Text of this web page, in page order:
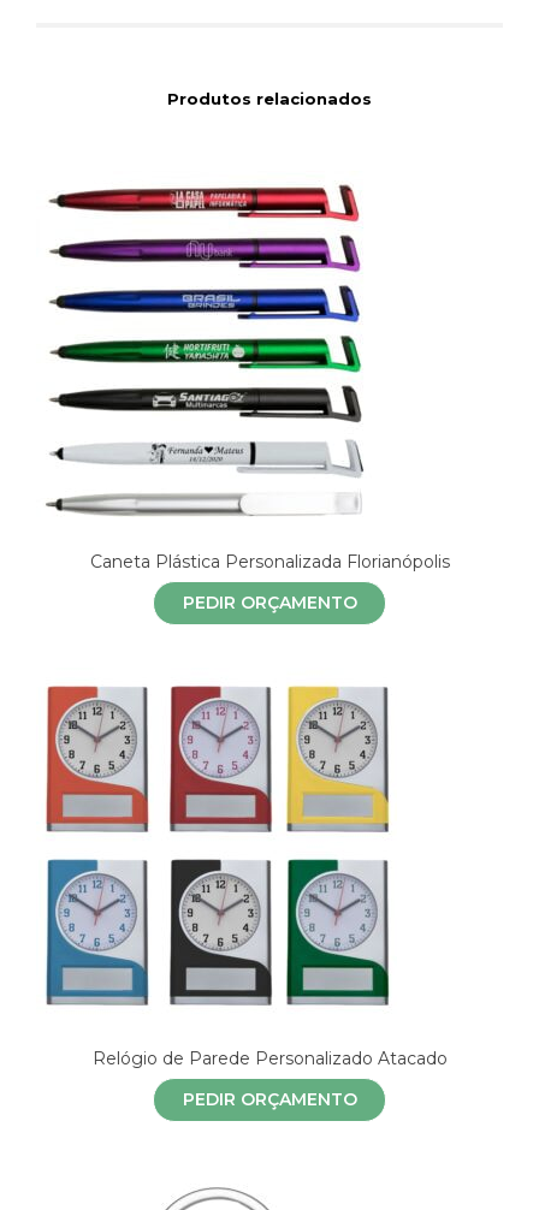
Produtos relacionados
Caneta Plástica Personalizada Florianópolis
PEDIR ORÇAMENTO
Relógio de Parede Personalizado Atacado
PEDIR ORÇAMENTO